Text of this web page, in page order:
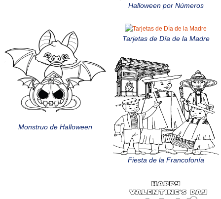
Halloween por Números
Monstruo de Halloween
Tarjetas de Día de la Madre
Fiesta de la Francofonía